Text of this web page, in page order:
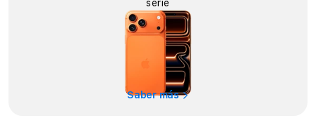
serie
Saber más